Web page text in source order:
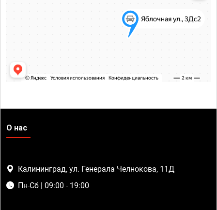
О нас
Калининград, ул. Генерала Челнокова, 11Д
Пн-Сб | 09:00 - 19:00